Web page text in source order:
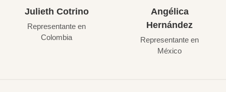
Julieth Cotrino
Representante en
Colombia
Angélica
Hernández
Representante en
México